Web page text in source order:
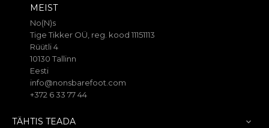
MEIST
No(N)s
Tige Tikker OÜ, reg. kood 11151113
Rüütli 4
10130 Tallinn
Eesti
info@nonsbarefoot.com
+372 6 33 77 44
TÄHTIS TEADA 